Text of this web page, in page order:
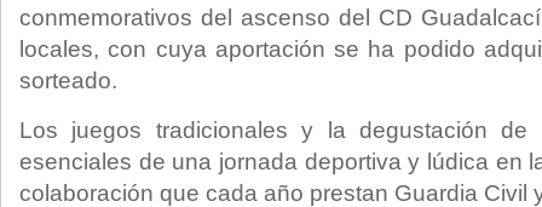
conmemorativos del ascenso del CD
locales, con cuya aportación se ha podido
sorteado.
Los juegos tradicionales y la degustación
esenciales de una jornada deportiva y lúdica en
colaboración que cada año prestan Guardia Civil